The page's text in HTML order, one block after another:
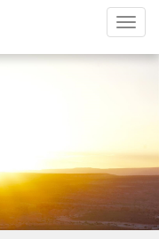
Toggle